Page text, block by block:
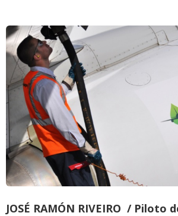
JOSÉ RAMÓN RIVEIRO / Piloto